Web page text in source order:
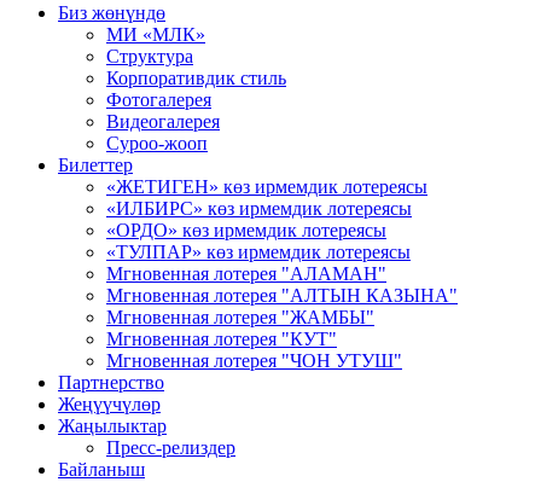
Биз жөнүндө
МИ «МЛК»
Структура
Корпоративдик стиль
Фотогалерея
Видеогалерея
Суроо-жооп
Билеттер
«ЖЕТИГЕН» көз ирмемдик лотереясы
«ИЛБИРС» көз ирмемдик лотереясы
«ОРДО» көз ирмемдик лотереясы
«ТУЛПАР» көз ирмемдик лотереясы
Мгновенная лотерея "АЛАМАН"
Мгновенная лотерея "АЛТЫН КАЗЫНА"
Мгновенная лотерея "ЖАМБЫ"
Мгновенная лотерея "КУТ"
Мгновенная лотерея "ЧОН УТУШ"
Партнерство
Жеңүүчүлөр
Жаңылыктар
Пресс-релиздер
Байланыш